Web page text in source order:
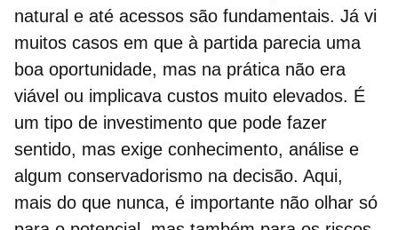
natural e até acessos são fundamentais. Já vi
muitos casos em que à partida parecia uma
boa oportunidade, mas na prática não era
viável ou implicava custos muito elevados. É
um tipo de investimento que pode fazer
sentido, mas exige conhecimento, análise e
algum conservadorismo na decisão. Aqui,
mais do que nunca, é importante não olhar só